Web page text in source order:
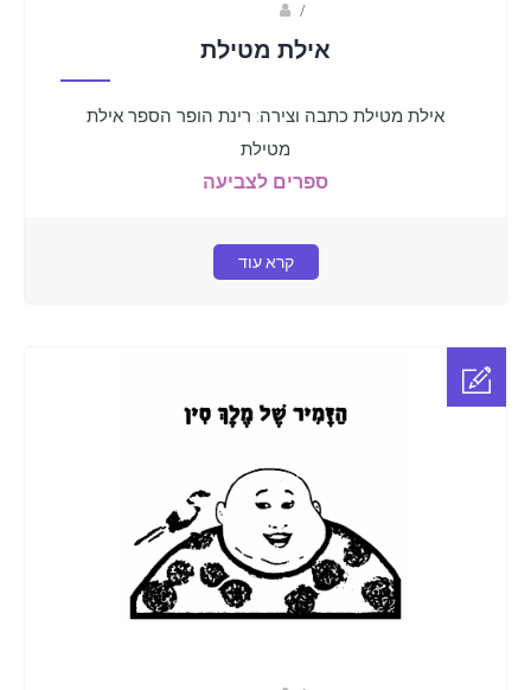
/
אילת מטילת
אילת מטילת כתבה וצירה: רינת הופר הספר אילת
מטילת
ספרים לצביעה
קרא עוד